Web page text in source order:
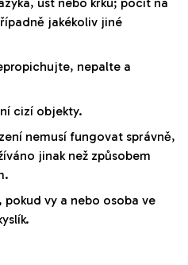
úst nebo krku; pocit na
jakékoliv jiné
nepalte a
cizí objekty.
nemusí fungovat správně,
jinak než způsobem
vy a nebo osoba ve